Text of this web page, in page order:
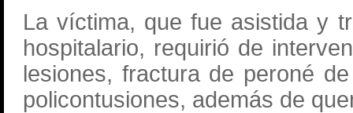
La víctima, que fue asistida y
hospitalario, requirió de
lesiones, fractura de peroné
policontusiones, además de